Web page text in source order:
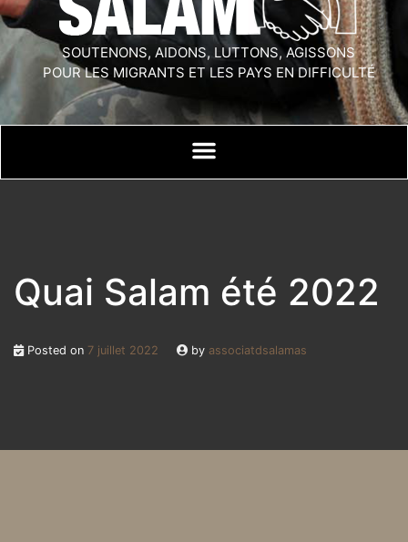
SOUTENONS, AIDONS, LUTTONS, AGISSONS
POUR LES MIGRANTS ET LES PAYS EN DIFFICULTÉ
Quai Salam été 2022
Posted on 7 juillet 2022 by associatdsalamas